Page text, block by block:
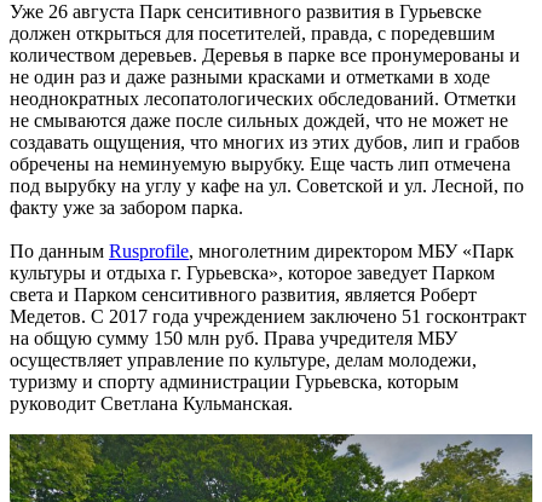
Уже 26 августа Парк сенситивного развития в Гурьевске
должен открыться для посетителей, правда, с поредевшим
количеством деревьев. Деревья в парке все пронумерованы и
не один раз и даже разными красками и отметками в ходе
неоднократных лесопатологических обследований. Отметки
не смываются даже после сильных дождей, что не может не
создавать ощущения, что многих из этих дубов, лип и грабов
обречены на неминуемую вырубку. Еще часть лип отмечена
под вырубку на углу у кафе на ул. Советской и ул. Лесной, по
факту уже за забором парка.
По данным Rusprofile, многолетним директором МБУ «Парк
культуры и отдыха г. Гурьевска», которое заведует Парком
света и Парком сенситивного развития, является Роберт
Медетов. С 2017 года учреждением заключено 51 госконтракт
на общую сумму 150 млн руб. Права учредителя МБУ
осуществляет управление по культуре, делам молодежи,
туризму и спорту администрации Гурьевска, которым
руководит Светлана Кульманская.